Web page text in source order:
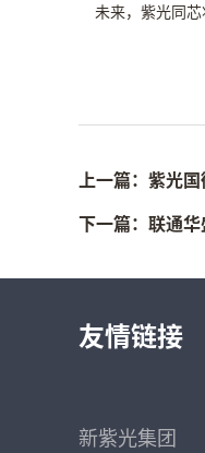
未来，紫光同
上一篇：紫光
下一篇：联通
友情链接
新紫光集团